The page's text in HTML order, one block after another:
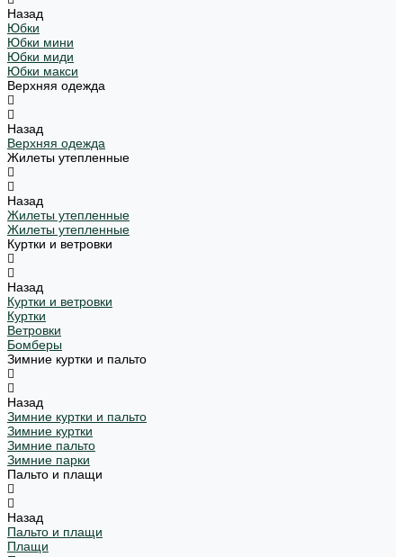
Назад
Юбки
Юбки мини
Юбки миди
Юбки макси
Верхняя одежда
Назад
Верхняя одежда
Жилеты утепленные
Назад
Жилеты утепленные
Жилеты утепленные
Куртки и ветровки
Назад
Куртки и ветровки
Куртки
Ветровки
Бомберы
Зимние куртки и пальто
Назад
Зимние куртки и пальто
Зимние куртки
Зимние пальто
Зимние парки
Пальто и плащи
Назад
Пальто и плащи
Плащи